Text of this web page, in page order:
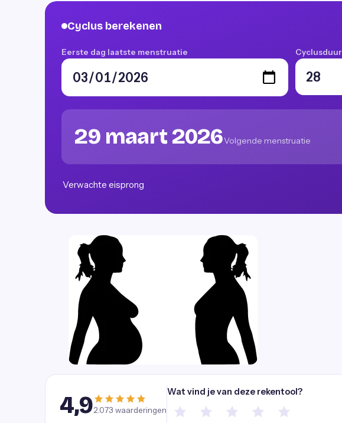
Cyclus berekenen
Eerste dag laatste menstruatie Cyclusduur
29 maart 2026Volgende menstruatie
Verwachte eisprong
4,92.073 waarderingen
Wat vind je van deze rekentool?